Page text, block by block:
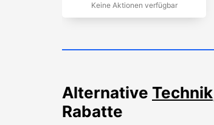
Keine Aktionen verfügbar
Alternative Technik
Rabatte